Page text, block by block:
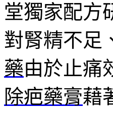
堂獨家配方
對腎精不足
藥由於止痛
除疤藥膏藉